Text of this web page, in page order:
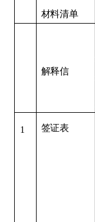
材料清单
解释信
1 签证表